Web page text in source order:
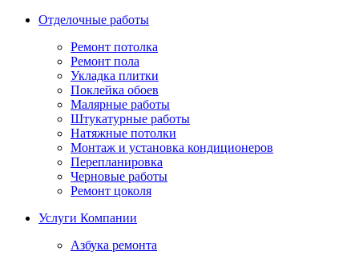
Отделочные работы
Ремонт потолка
Ремонт пола
Укладка плитки
Поклейка обоев
Малярные работы
Штукатурные работы
Натяжные потолки
Монтаж и установка кондиционеров
Перепланировка
Черновые работы
Ремонт цоколя
Услуги Компании
Азбука ремонта